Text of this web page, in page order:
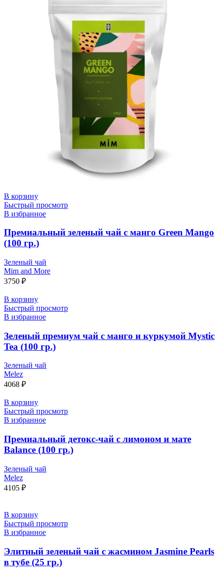
В корзину
Быстрый просмотр
В избранное
Премиальный зеленый чай с манго Green Mango
(100 гр.)
Зеленый чай
Mim and More
3750 ₽
В корзину
Быстрый просмотр
В избранное
Зеленый премиум чай с манго и куркумой Mystic
Tea (100 гр.)
Зеленый чай
Melez
4068 ₽
В корзину
Быстрый просмотр
В избранное
Премиальный детокс-чай с лимоном и мате
Balance (100 гр.)
Зеленый чай
Melez
4105 ₽
В корзину
Быстрый просмотр
В избранное
Элитный зеленый чай с жасмином Jasmine Pearls
в тубе (25 гр.)